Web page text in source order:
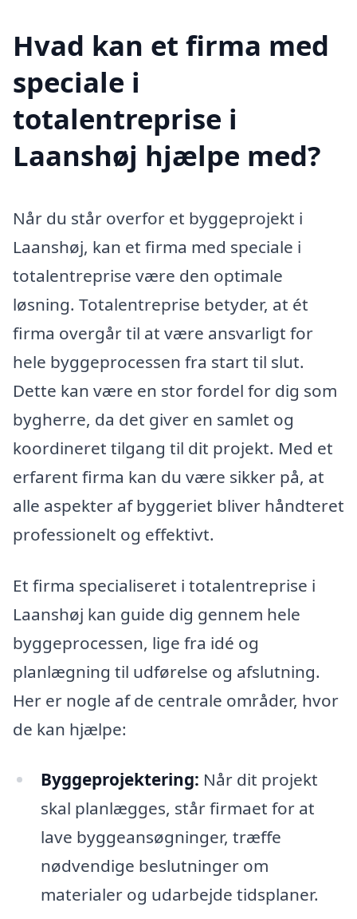
Hvad kan et firma med
speciale i
totalentreprise i
Laanshøj hjælpe med?
Når du står overfor et byggeprojekt i
Laanshøj, kan et firma med speciale i
totalentreprise være den optimale
løsning. Totalentreprise betyder, at ét
firma overgår til at være ansvarligt for
hele byggeprocessen fra start til slut.
Dette kan være en stor fordel for dig som
bygherre, da det giver en samlet og
koordineret tilgang til dit projekt. Med et
erfarent firma kan du være sikker på, at
alle aspekter af byggeriet bliver håndteret
professionelt og effektivt.
Et firma specialiseret i totalentreprise i
Laanshøj kan guide dig gennem hele
byggeprocessen, lige fra idé og
planlægning til udførelse og afslutning.
Her er nogle af de centrale områder, hvor
de kan hjælpe:
Byggeprojektering: Når dit projekt
skal planlægges, står firmaet for at
lave byggeansøgninger, træffe
nødvendige beslutninger om
materialer og udarbejde tidsplaner.